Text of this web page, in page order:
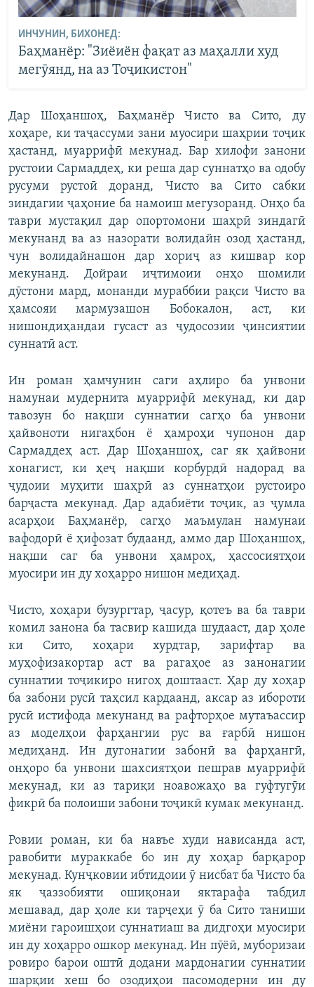
ИНЧУНИН, БИХОНЕД:
Баҳманёр: "Зиёиён фақат аз маҳалли худ
мегӯянд, на аз Тоҷикистон"
Дар Шоҳаншоҳ, Баҳманёр Чисто ва Сито, ду
хоҳаре, ки таҷассуми зани муосири шаҳрии тоҷик
ҳастанд, муаррифӣ мекунад. Бар хилофи занони
рустоии Сармаддеҳ, ки реша дар суннатҳо ва одобу
русуми рустоӣ доранд, Чисто ва Сито сабки
зиндагии ҷаҳоние ба намоиш мегузоранд. Онҳо ба
таври мустақил дар опортомони шаҳрӣ зиндагӣ
мекунанд ва аз назорати волидайн озод ҳастанд,
чун волидайнашон дар хориҷ аз кишвар кор
мекунанд. Дойраи иҷтимоии онҳо шомили
дӯстони мард, монанди мураббии рақси Чисто ва
ҳамсояи мармузашон Бобокалон, аст, ки
нишондиҳандаи гусаст аз ҷудосозии ҷинсиятии
суннатӣ аст.
Ин роман ҳамчунин саги аҳлиро ба унвони
намунаи мудернита муаррифӣ мекунад, ки дар
тавозун бо нақши суннатии сагҳо ба унвони
ҳайвоноти нигаҳбон ё ҳамроҳи чупонон дар
Сармаддеҳ аст. Дар Шоҳаншоҳ, саг як ҳайвони
хонагист, ки ҳеҷ нақши корбурдӣ надорад ва
ҷудоии муҳити шаҳрӣ аз суннатҳои рустоиро
барҷаста мекунад. Дар адабиёти тоҷик, аз ҷумла
асарҳои Баҳманёр, сагҳо маъмулан намунаи
вафодорӣ ё ҳифозат будаанд, аммо дар Шоҳаншоҳ,
нақши саг ба унвони ҳамроҳ, ҳассосиятҳои
муосири ин ду хоҳарро нишон медиҳад.
Чисто, хоҳари бузургтар, ҷасур, қотеъ ва ба таври
комил занона ба тасвир кашида шудааст, дар ҳоле
ки Сито, хоҳари хурдтар, зарифтар ва
муҳофизакортар аст ва рагаҳое аз занонагии
суннатии тоҷикиро нигоҳ доштааст. Ҳар ду хоҳар
ба забони русӣ таҳсил кардаанд, аксар аз ибороти
русӣ истифода мекунанд ва рафторҳое мутаъассир
аз моделҳои фарҳангии рус ва ғарбӣ нишон
медиҳанд. Ин дугонагии забонӣ ва фарҳангӣ,
онҳоро ба унвони шахсиятҳои пешрав муаррифӣ
мекунад, ки аз тариқи ноавожаҳо ва гуфтугӯи
фикрӣ ба полоиши забони тоҷикӣ кумак мекунанд.
Ровии роман, ки ба навъе худи нависанда аст,
равобити мураккабе бо ин ду хоҳар барқарор
мекунад. Кунҷковии ибтидоии ӯ нисбат ба Чисто ба
як ҷаззобияти ошиқонаи яктарафа табдил
мешавад, дар ҳоле ки тарҷеҳи ӯ ба Сито таниши
миёни гароишҳои суннатиаш ва дидгоҳи муосири
ин ду хоҳарро ошкор мекунад. Ин пӯёӣ, муборизаи
ровиро барои оштӣ додани мардонагии суннатии
шарқии хеш бо озодиҳои пасомодерни ин ду